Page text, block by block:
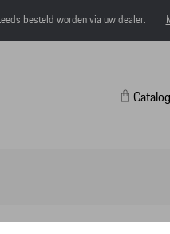
besteld worden via uw dealer.